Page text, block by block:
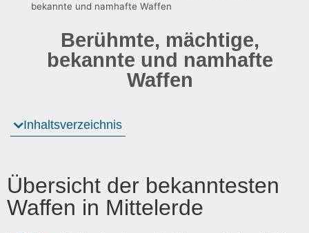
bekannte und namhafte Waffen
Berühmte, mächtige,
bekannte und namhafte
Waffen
Inhaltsverzeichnis
Übersicht der bekanntesten
Waffen in Mittelerde